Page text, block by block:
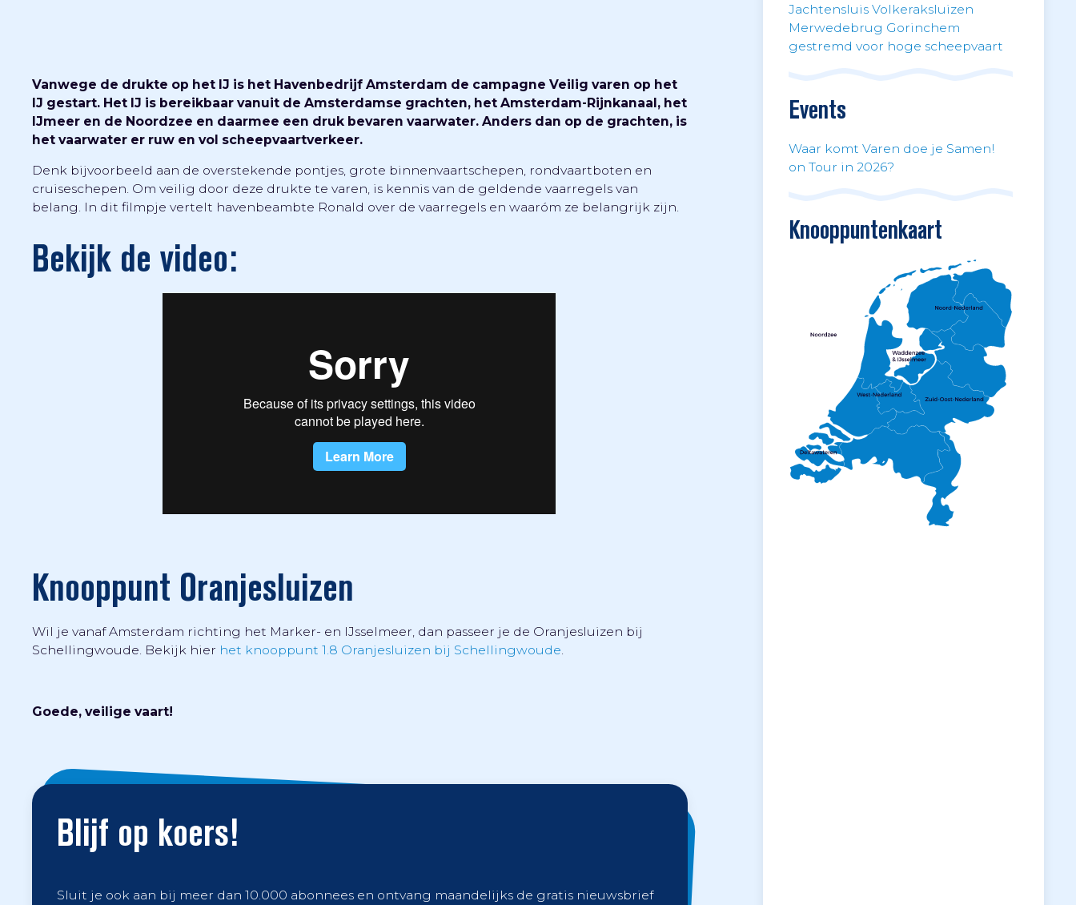
Vanwege de drukte op het IJ is het Havenbedrijf Amsterdam de campagne Veilig varen op het
IJ gestart. Het IJ is bereikbaar vanuit de Amsterdamse grachten, het Amsterdam-Rijnkanaal, het
IJmeer en de Noordzee en daarmee een druk bevaren vaarwater. Anders dan op de grachten, is
het vaarwater er ruw en vol scheepvaartverkeer.
Denk bijvoorbeeld aan de overstekende pontjes, grote binnenvaartschepen, rondvaartboten en
cruiseschepen. Om veilig door deze drukte te varen, is kennis van de geldende vaarregels van
belang. In dit filmpje vertelt havenbeambte Ronald over de vaarregels en waaróm ze belangrijk zijn.
Bekijk de video:
Knooppunt Oranjesluizen
Wil je vanaf Amsterdam richting het Marker- en IJsselmeer, dan passeer je de Oranjesluizen bij
Schellingwoude. Bekijk hier het knooppunt 1.8 Oranjesluizen bij Schellingwoude
Goede, veilige vaart!
Blijf op koers!
Sluit je ook aan bij meer dan 10.000 abonnees en ontvang maandelijks de gratis nieuwsbrief
Jachtensluis Volkeraksluizen
Merwedebrug Gorinchem
gestremd voor hoge scheepvaart
Events
Waar komt Varen doe je Samen!
on Tour in 2026?
Knooppuntenkaart